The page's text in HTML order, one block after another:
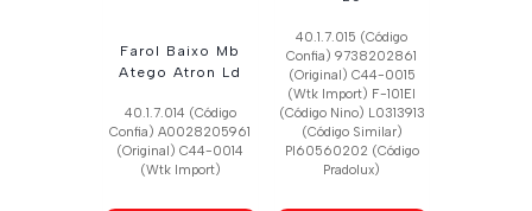
Farol Baixo Mb
Atego Atron Ld
40.1.7.014 (Código
Confia) A0028205961
(Original) C44-0014
(Wtk Import)
40.1.7.015 (Código
Confia) 9738202861
(Original) C44-0015
(Wtk Import) F-101El
(Código Nino) L0313913
(Código Similar)
Pl60560202 (Código
Pradolux)